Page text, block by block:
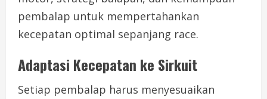
pembalap untuk mempertahankan
kecepatan optimal sepanjang race.
Adaptasi Kecepatan ke Sirkuit
Setiap pembalap harus menyesuaikan